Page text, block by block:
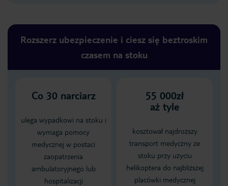
Rozszerz ubezpieczenie i ciesz się beztroskim
czasem na stoku
Co 30 narciarz
ulega wypadkowi na stoku i
wymaga pomocy
medycznej w postaci
zaopatrzenia
ambulatoryjnego lub
hospitalizacji
55 000zł
aż tyle
kosztował najdroższy
transport medyczny ze
stoku przy użyciu
helikoptera do najbliższej
placówki medycznej